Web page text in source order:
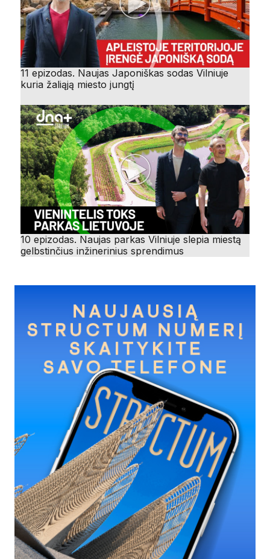
11 epizodas. Naujas Japoniškas sodas Vilniuje
kuria žaliąją miesto jungtį
10 epizodas. Naujas parkas Vilniuje slepia miestą
gelbstinčius inžinerinius sprendimus